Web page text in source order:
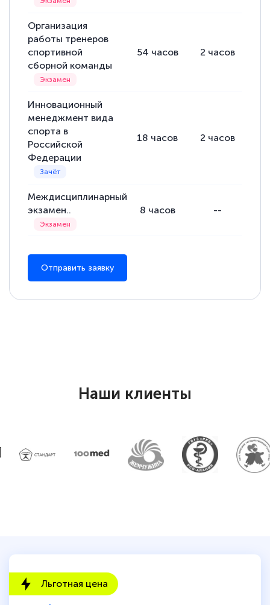
Организация
работы тренеров
спортивной
сборной команды
54 часов 2 часов
Инновационный
менеджмент вида
спорта в
Российской
Федерации
18 часов 2 часов
Междисциплинарный
экзамен..
8 часов --
Отправить заявку
Наши клиенты
Льготная цена